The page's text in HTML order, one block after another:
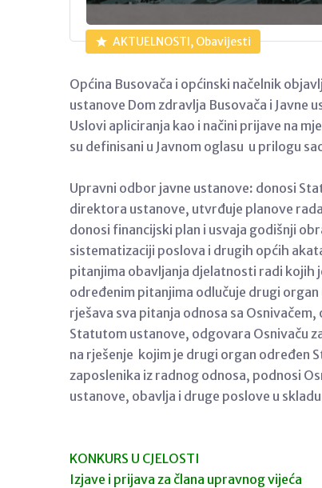
AKTUELNOSTI, Obavijesti
Općina Busovača i općinski načelnik
ustanove Dom zdravlja Busovača i Javne
Uslovi apliciranja kao i načini prijave na
su definisani u Javnom oglasu u prilogu
Upravni odbor javne ustanove: donosi
direktora ustanove, utvrđuje planove
donosi financijski plan i usvaja godišnji
sistematizaciji poslova i drugih općih
pitanjima obavljanja djelatnosti radi kojih
određenim pitanjima odlučuje drugi
rješava sva pitanja odnosa sa
Statutom ustanove, odgovara Osnivaču
na rješenje kojim je drugi organ određen
zaposlenika iz radnog odnosa, podnosi
ustanove, obavlja i druge poslove u
KONKURS U CJELOSTI
Izjave i prijava za člana upravnog vijeća